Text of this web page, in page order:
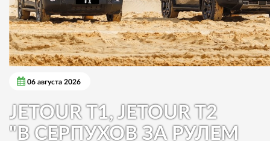
06 августа 2026
JETOUR T1, JETOUR T2
"В СЕРПУХОВ ЗА РУЛЕМ